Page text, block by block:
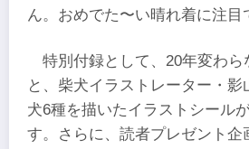
ん。おめでた〜い晴れ着に注目
特別付録として、​20年変わ
と、柴犬イラストレーター・影
犬6種を描いたイラストシール
す。さらに、読者プレゼント企